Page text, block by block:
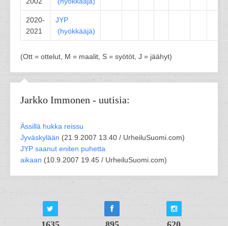
2020-
2021
JYP
(hyökkääjä)
(Ott = ottelut, M = maalit, S = syötöt, J = jäähyt)
Jarkko Immonen - uutisia:
Ässillä hukka reissu
Jyväskylään (21.9.2007 13.40 / UrheiluSuomi.com)
JYP saanut eniten puhetta
aikaan (10.9.2007 19.45 / UrheiluSuomi.com)